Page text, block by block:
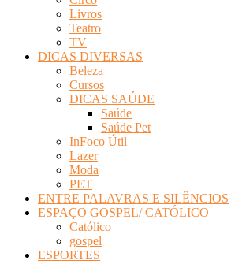
Livros
Teatro
TV
DICAS DIVERSAS
Beleza
Cursos
DICAS SAÚDE
Saúde
Saúde Pet
InFoco Útil
Lazer
Moda
PET
ENTRE PALAVRAS E SILÊNCIOS
ESPAÇO GOSPEL/ CATÓLICO
Católico
gospel
ESPORTES